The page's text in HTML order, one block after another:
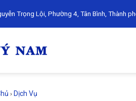
Trọng Lội, Phường 4, Tân Bình, Thành
› Dịch Vụ